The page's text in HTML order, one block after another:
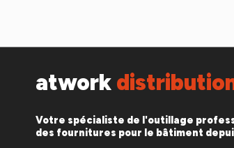
atwork
Votre spécialiste de l'outillage
des fournitures pour le bâtiment